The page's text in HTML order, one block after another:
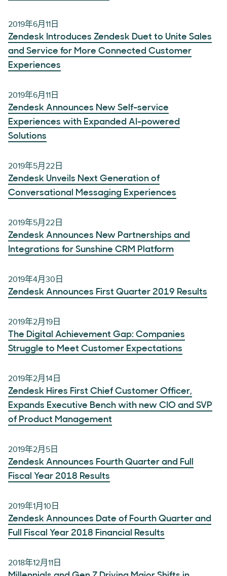
2019年6月11日
Zendesk Introduces Zendesk Duet to Unite Sales
and Service for More Connected Customer
Experiences
2019年6月11日
Zendesk Announces New Self-service
Experiences with Expanded AI-powered
Solutions
2019年5月22日
Zendesk Unveils Next Generation of
Conversational Messaging Experiences
2019年5月22日
Zendesk Announces New Partnerships and
Integrations for Sunshine CRM Platform
2019年4月30日
Zendesk Announces First Quarter 2019 Results
2019年2月19日
The Digital Achievement Gap: Companies
Struggle to Meet Customer Expectations
2019年2月14日
Zendesk Hires First Chief Customer Officer,
Expands Executive Bench with new CIO and SVP
of Product Management
2019年2月5日
Zendesk Announces Fourth Quarter and Full
Fiscal Year 2018 Results
2019年1月10日
Zendesk Announces Date of Fourth Quarter and
Full Fiscal Year 2018 Financial Results
2018年12月11日